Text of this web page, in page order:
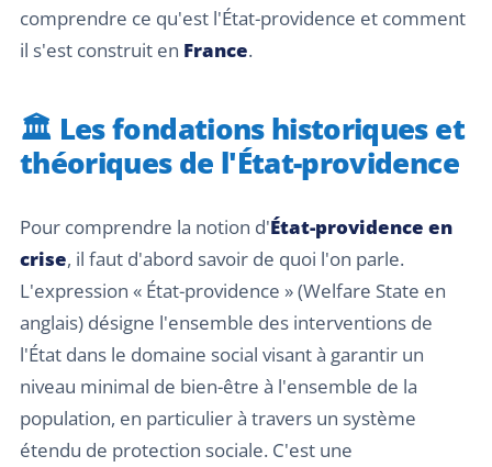
comprendre ce qu'est l'État-providence et comment
il s'est construit en France.
🏛️ Les fondations historiques et
théoriques de l'État-providence
Pour comprendre la notion d'État-providence en
crise, il faut d'abord savoir de quoi l'on parle.
L'expression « État-providence » (Welfare State en
anglais) désigne l'ensemble des interventions de
l'État dans le domaine social visant à garantir un
niveau minimal de bien-être à l'ensemble de la
population, en particulier à travers un système
étendu de protection sociale. C'est une